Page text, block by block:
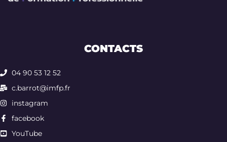
CONTACTS
04 90 53 12 52
c.barrot@imfp.fr
instagram
facebook
YouTube